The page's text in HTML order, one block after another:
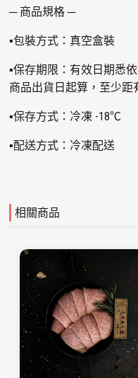
─ 商品規格 ─
▪包裝方式：真空盒裝
▪保存期限：有效日期悉
商品出貨日起算，至少距
▪保存方式：冷凍 -18℃
▪配送方式：冷凍配送
相關商品